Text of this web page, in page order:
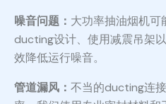
噪音问题： 大功率抽油烟机可
ducting设计、使用减震吊架
效降低运行噪音。
管道漏风： 不当的ducting连